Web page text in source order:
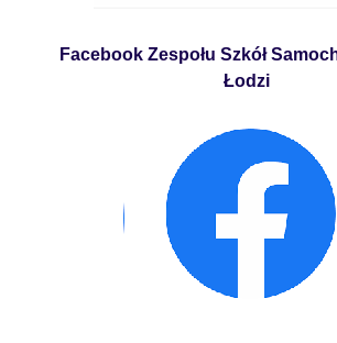
Facebook Zespołu Szkół
Łodzi